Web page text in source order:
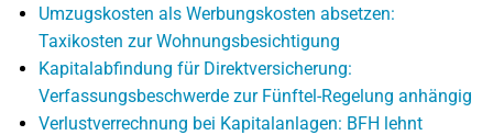
Umzugskosten als Werbungskosten absetzen:
Taxikosten zur Wohnungsbesichtigung
Kapitalabfindung für Direktversicherung:
Verfassungsbeschwerde zur Fünftel-Regelung anhängig
Verlustverrechnung bei Kapitalanlagen: BFH lehnt